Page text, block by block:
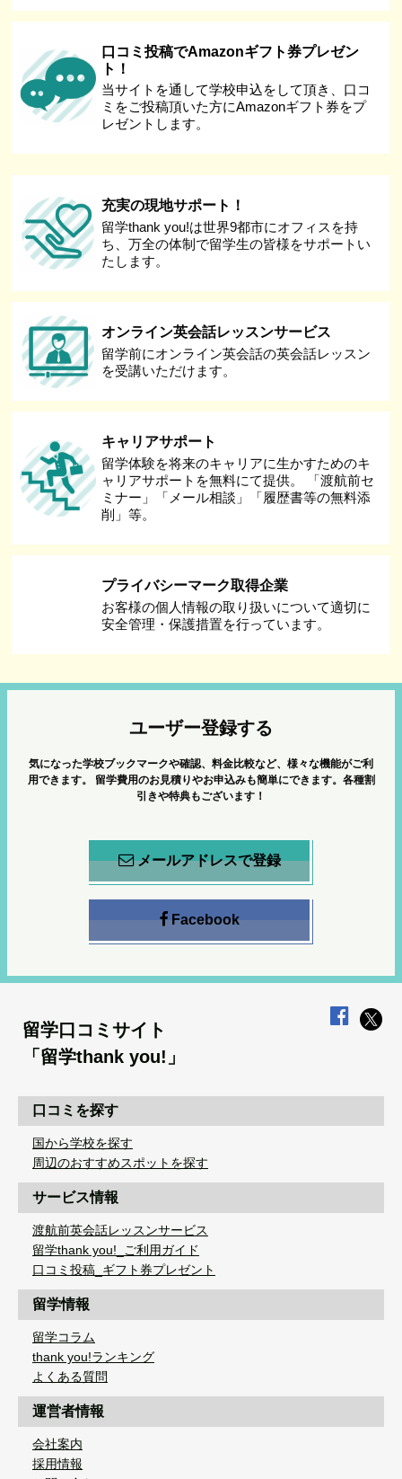
口コミ投稿でAmazonギフト券プレゼン
ト！
当サイトを通して学校申込をして頂き、口コ
ミをご投稿頂いた方にAmazonギフト券をプ
レゼントします。
充実の現地サポート！
留学thank you!は世界9都市にオフィスを持
ち、万全の体制で留学生の皆様をサポートい
たします。
オンライン英会話レッスンサービス
留学前にオンライン英会話の英会話レッスン
を受講いただけます。
キャリアサポート
留学体験を将来のキャリアに生かすためのキ
ャリアサポートを無料にて提供。 「渡航前セ
ミナー」「メール相談」「履歴書等の無料添
削」等。
プライバシーマーク取得企業
お客様の個人情報の取り扱いについて適切に
安全管理・保護措置を行っています。
ユーザー登録する
気になった学校ブックマークや確認、料金比較など、様々な機能がご利
用できます。
留学費用のお見積りやお申込みも簡単にできます。各種割
引きや特典もございます！
メールアドレスで登録
Facebook
留学口コミサイト
「留学thank you!」
口コミを探す
国から学校を探す
周辺のおすすめスポットを探す
サービス情報
渡航前英会話レッスンサービス
留学thank you!_ご利用ガイド
口コミ投稿_ギフト券プレゼント
留学情報
留学コラム
thank you!ランキング
よくある質問
運営者情報
会社案内
採用情報